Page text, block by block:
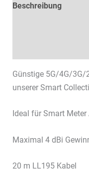
Beschreibung
Günstige 5G/4G/3G/
unserer Smart
Ideal für Smart
Maximal 4 dBi
20 m LL195 Kabel